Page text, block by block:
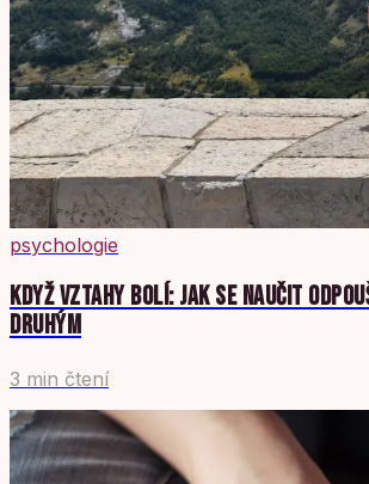
psychologie
KDYŽ VZTAHY BOLÍ: JAK SE NAUČIT
DRUHÝM
3 min čtení